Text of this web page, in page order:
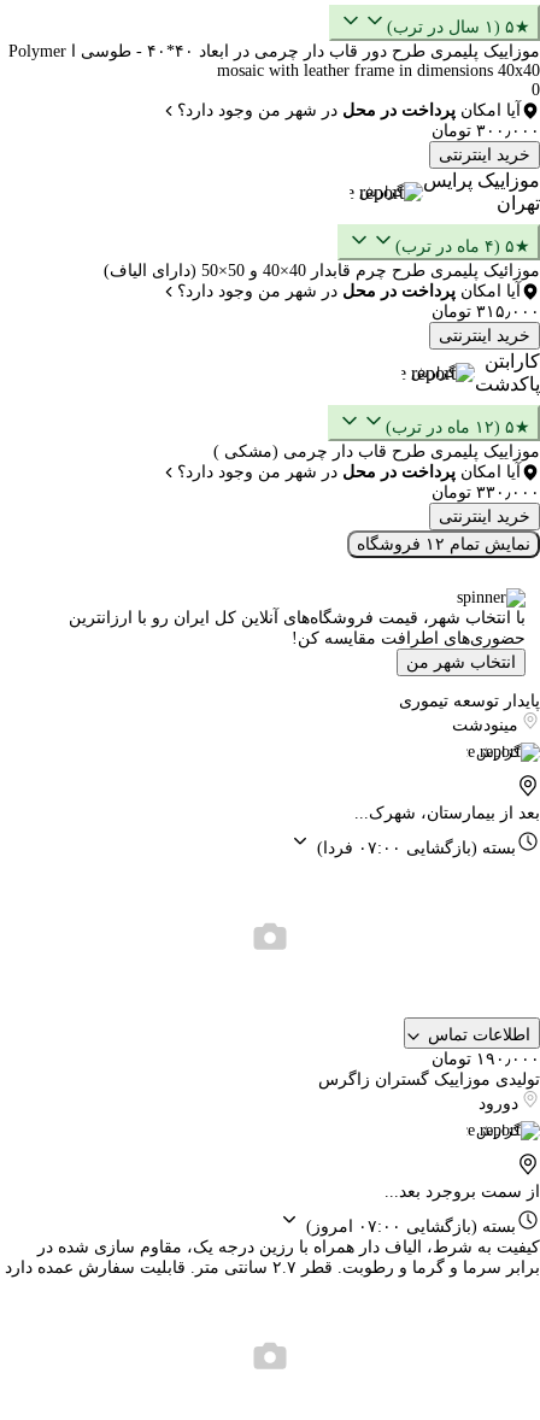
★۵ (۱ سال در ترب)
موزاییک پلیمری طرح دور قاب دار چرمی در ابعاد ۴۰*۴۰ - طوسی ا Polymer
mosaic with leather frame in dimensions 40x40
0
آیا امکان پرداخت در محل در شهر من وجود دارد؟
۳۰۰٫۰۰۰ تومان
خرید اینترنتی
موزاییک پرایس
تهران
گزارش
★۵ (۴ ماه در ترب)
موزائیک پلیمری طرح چرم قابدار 40×40 و 50×50 (دارای الیاف)
آیا امکان پرداخت در محل در شهر من وجود دارد؟
۳۱۵٫۰۰۰ تومان
خرید اینترنتی
کارابتن
پاکدشت
گزارش
★۵ (۱۲ ماه در ترب)
موزاییک پلیمری طرح قاب دار چرمی (مشکی )
آیا امکان پرداخت در محل در شهر من وجود دارد؟
۳۳۰٫۰۰۰ تومان
خرید اینترنتی
نمایش تمام ۱۲ فروشگاه
با انتخاب شهر، قیمت فروشگاه‌های آنلاین کل ایران رو با ارزانترین
حضوری‌های اطرافت مقایسه کن!
انتخاب شهر من
پایدار توسعه تیموری
مینودشت
گزارش
بعد از بیمارستان، شهرک...
بسته (بازگشایی ۰۷:۰۰ فردا)
اطلاعات تماس
۱۹۰٫۰۰۰ تومان
تولیدی موزاییک گستران زاگرس
دورود
گزارش
از سمت بروجرد بعد...
بسته (بازگشایی ۰۷:۰۰ امروز)
کیفیت به شرط، الیاف دار همراه با رزین درجه یک، مقاوم سازی شده در
برابر سرما و گرما و رطوبت. قطر ۲.۷ سانتی متر. قابلیت سفارش عمده دارد